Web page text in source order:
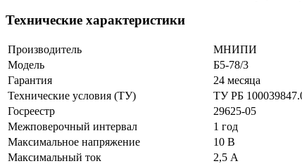
Технические характеристики
Производитель
МНИПИ
Модель
Б5-78/3
Гарантия
24 месяца
Технические условия (ТУ)
ТУ РБ
Госреестр
29625-05
Межповерочный интервал
1 год
Максимальное напряжение
10 В
Максимальный ток
2,5 А